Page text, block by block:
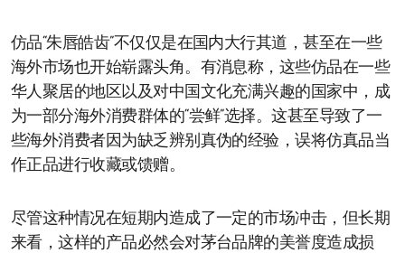
仿品“朱唇皓齿”不仅仅是在国内大行其道，甚至在一些
海外市场也开始崭露头角。有消息称，这些仿品在一些
华人聚居的地区以及对中国文化充满兴趣的国家中，成
为一部分海外消费群体的“尝鲜”选择。这甚至导致了一
些海外消费者因为缺乏辨别真伪的经验，误将仿真品当
作正品进行收藏或馈赠。
尽管这种情况在短期内造成了一定的市场冲击，但长期
来看，这样的产品必然会对茅台品牌的美誉度造成损